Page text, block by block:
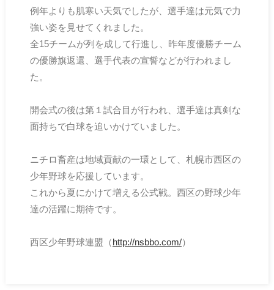
例年よりも肌寒い天気でしたが、選手達は元気で力
強い姿を見せてくれました。
全15チームが列を成して行進し、昨年度優勝チーム
の優勝旗返還、選手代表の宣誓などが行われまし
た。
開会式の後は第１試合目が行われ、選手達は真剣な
面持ちで白球を追いかけていました。
ニチロ畜産は地域貢献の一環として、札幌市西区の
少年野球を応援しています。
これから夏にかけて増える公式戦。西区の野球少年
達の活躍に期待です。
西区少年野球連盟（http://nsbbo.com/）